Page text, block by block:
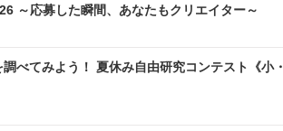
～応募した瞬間、あなたもクリエイター～
べてみよう！ 夏休み自由研究コンテスト《小・